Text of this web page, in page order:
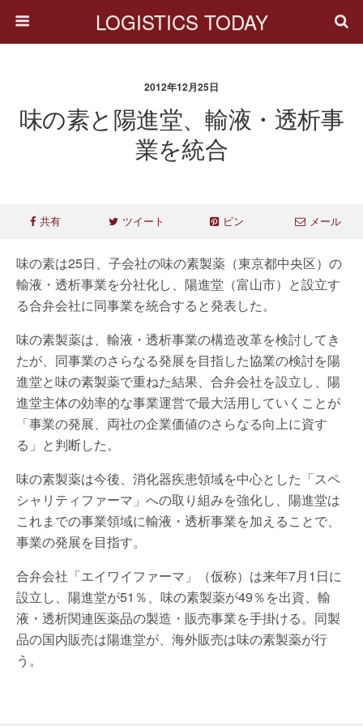
LOGISTICS TODAY
2012年12月25日
味の素と陽進堂、輸液・透析事
業を統合
共有 ツイート ピン メール
味の素は25日、子会社の味の素製薬（東京都中央区）の
輸液・透析事業を分社化し、陽進堂（富山市）と設立す
る合弁会社に同事業を統合すると発表した。
味の素製薬は、輸液・透析事業の構造改革を検討してき
たが、同事業のさらなる発展を目指した協業の検討を陽
進堂と味の素製薬で重ねた結果、合弁会社を設立し、陽
進堂主体の効率的な事業運営で最大活用していくことが
「事業の発展、両社の企業価値のさらなる向上に資す
る」と判断した。
味の素製薬は今後、消化器疾患領域を中心とした「スペ
シャリティファーマ」への取り組みを強化し、陽進堂は
これまでの事業領域に輸液・透析事業を加えることで、
事業の発展を目指す。
合弁会社「エイワイファーマ」（仮称）は来年7月1日に
設立し、陽進堂が51％、味の素製薬が49％を出資、輸
液・透析関連医薬品の製造・販売事業を手掛ける。同製
品の国内販売は陽進堂が、海外販売は味の素製薬が行
う。